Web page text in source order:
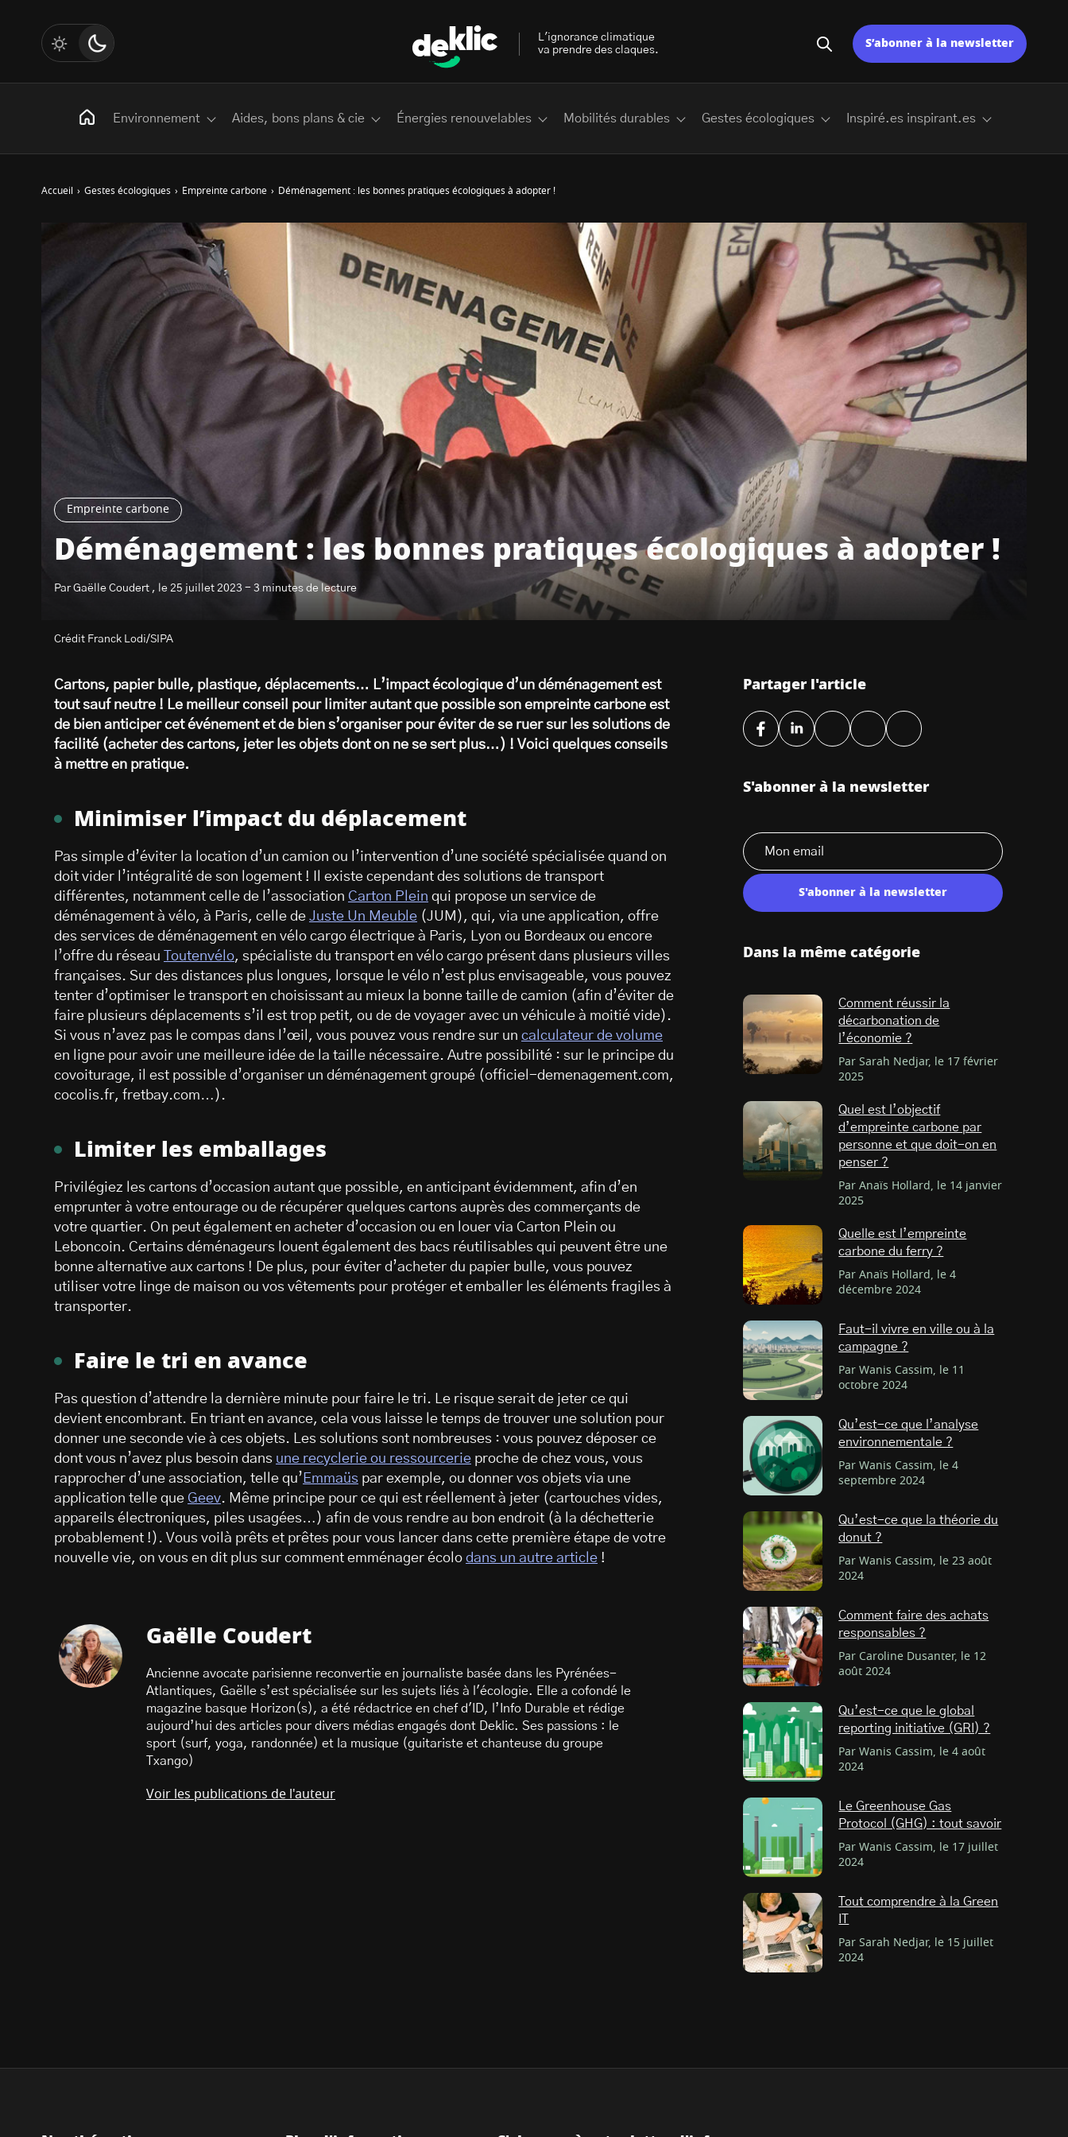
Empreinte carbone
Déménagement : les bonnes pratiques écologiques à adopter !
Par Gaëlle Coudert , le 25 juillet 2023 - 3 minutes de lecture
Crédit Franck Lodi/SIPA
Accueil › Gestes écologiques › Empreinte carbone › Déménagement : les bonnes pratiques écologiques à adopter !
Cartons, papier bulle, plastique, déplacements… L’impact écologique d’un déménagement est
tout sauf neutre ! Le meilleur conseil pour limiter autant que possible son empreinte carbone est
de bien anticiper cet événement et de bien s’organiser pour éviter de se ruer sur les solutions de
facilité (acheter des cartons, jeter les objets dont on ne se sert plus…) ! Voici quelques conseils
à mettre en pratique.
Minimiser l’impact du déplacement
Pas simple d’éviter la location d’un camion ou l’intervention d’une société spécialisée quand on
doit vider l’intégralité de son logement ! Il existe cependant des solutions de transport
différentes, notamment celle de l’association Carton Plein qui propose un service de
déménagement à vélo, à Paris, celle de Juste Un Meuble (JUM), qui, via une application, offre
des services de déménagement en vélo cargo électrique à Paris, Lyon ou Bordeaux ou encore
l’offre du réseau
Toutenvélo, spécialiste du transport en vélo cargo présent dans plusieurs villes
françaises. Sur des distances plus longues, lorsque le vélo n’est plus envisageable, vous pouvez
tenter d’optimiser le transport en choisissant au mieux la bonne taille de camion (afin d’éviter de
faire plusieurs déplacements s’il est trop petit, ou de de voyager avec un véhicule à moitié vide).
Si vous n’avez pas le compas dans l’œil, vous pouvez vous rendre sur un calculateur de volume
en ligne pour avoir une meilleure idée de la taille nécessaire. Autre possibilité : sur le principe du
covoiturage, il est possible d’organiser un déménagement groupé (officiel-demenagement.com,
cocolis.fr, fretbay.com…).
Limiter les emballages
Privilégiez les cartons d’occasion autant que possible, en anticipant évidemment, afin d’en
emprunter à votre entourage ou de récupérer quelques cartons auprès des commerçants de
votre quartier. On peut également en acheter d’occasion ou en louer via Carton Plein ou
Leboncoin. Certains déménageurs louent également des bacs réutilisables qui peuvent être une
bonne alternative aux cartons ! De plus, pour éviter d’acheter du papier bulle, vous pouvez
utiliser votre linge de maison ou vos vêtements pour protéger et emballer les éléments fragiles à
transporter.
Faire le tri en avance
Pas question d’attendre la dernière minute pour faire le tri. Le risque serait de jeter ce qui
devient encombrant. En triant en avance, cela vous laisse le temps de trouver une solution pour
donner une seconde vie à ces objets. Les solutions sont nombreuses : vous pouvez déposer ce
dont vous n’avez plus besoin dans une recyclerie ou ressourcerie proche de chez vous, vous
rapprocher d’une association, telle qu’ Emmaüs par exemple, ou donner vos objets via une
application telle que Geev. Même principe pour ce qui est réellement à jeter (cartouches vides,
appareils électroniques, piles usagées…) afin de vous rendre au bon endroit (à la déchetterie
probablement !). Vous voilà prêts et prêtes pour vous lancer dans cette première étape de votre
nouvelle vie, on vous en dit plus sur comment emménager écolo dans un autre article !
Gaëlle Coudert
Ancienne avocate parisienne reconvertie en journaliste basée dans les Pyrénées-
Atlantiques, Gaëlle s’est spécialisée sur les sujets liés à l'écologie. Elle a cofondé le
magazine basque Horizon(s), a été rédactrice en chef d'ID, l’Info Durable et rédige
aujourd’hui des articles pour divers médias engagés dont Deklic. Ses passions : le
sport (surf, yoga, randonnée) et la musique (guitariste et chanteuse du groupe
Txango)
Voir les publications de l'auteur
Partager l'article
S'abonner à la newsletter
S'abonner à la newsletter
Dans la même catégorie
Comment réussir la
décarbonation de
l’économie ?
Par Sarah Nedjar, le 17 février
2025
Quel est l’objectif
d’empreinte carbone par
personne et que doit-on en
penser ?
Par Anaïs Hollard, le 14 janvier
2025
Quelle est l’empreinte
carbone du ferry ?
Par Anaïs Hollard, le 4
décembre 2024
Faut-il vivre en ville ou à la
campagne ?
Par Wanis Cassim, le 11
octobre 2024
Qu’est-ce que l’analyse
environnementale ?
Par Wanis Cassim, le 4
septembre 2024
Qu’est-ce que la théorie du
donut ?
Par Wanis Cassim, le 23 août
2024
Comment faire des achats
responsables ?
Par Caroline Dusanter, le 12
août 2024
Qu’est-ce que le global
reporting initiative (GRI) ?
Par Wanis Cassim, le 4 août
2024
Le Greenhouse Gas
Protocol (GHG) : tout savoir
Par Wanis Cassim, le 17 juillet
2024
Tout comprendre à la Green
Par Sarah Nedjar, le 15 juillet
2024
L'ignorance climatique
va prendre des claques.
S’abonner à la newsletter
Environnement Aides, bons plans & cie Énergies renouvelables Mobilités durables Gestes écologiques Inspiré.es inspirant.es
Rechercher
Les mots clés les plus recherchés sur Deklic
Transition Écologique interview Volte-face influenceur.se